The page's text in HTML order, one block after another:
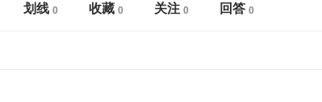
划线 收藏 关注 回答